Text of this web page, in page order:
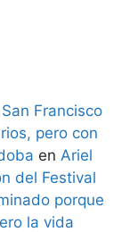
Francisco
pero con
en Ariel
del Festival
porque
la vida